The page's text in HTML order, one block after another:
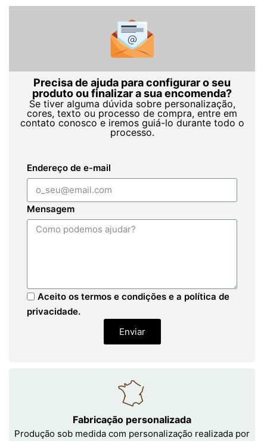
Precisa de ajuda para configurar o seu
produto ou finalizar a sua encomenda?
Se tiver alguma dúvida sobre personalização,
cores, texto ou processo de compra, entre em
contato conosco e iremos guiá-lo durante todo o
processo.
Endereço de e-mail
Mensagem
Aceito os termos e condições e a política de
privacidade.
Enviar
Fabricação personalizada
Produção sob medida com personalização realizada por